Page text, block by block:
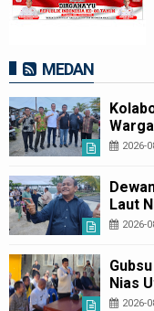
MEDAN
2026-
Laut
2026-
Nias
Mulai
2026-